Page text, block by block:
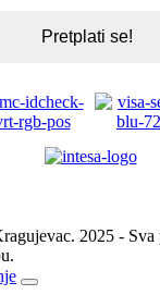
2025 - Sva